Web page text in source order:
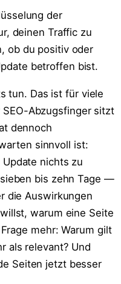
der
deinen Traffic zu
ob du positiv oder
betroffen bist.
tun. Das ist für viele
Abzugsfinger sitzt
dennoch
sinnvoll ist:
nichts zu
bis zehn Tage —
die Auswirkungen
warum eine Seite
mehr: Warum gilt
als relevant? Und
Seiten jetzt besser